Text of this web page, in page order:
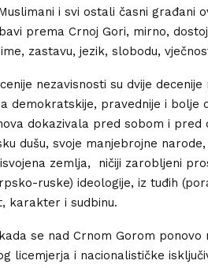
i svi ostali časni građani
prema Crnoj Gori, mirno,
zastavu, jezik, slobodu,
nezavisnosti su dvije
demokratskije, pravednije i bolje
dokazivala pred sobom i pred
dušu, svoje manjebrojne
zemlja, ničiji zarobljeni
ruske) ideologije, iz tuđih
karakter i sudbinu.
se nad Crnom Gorom
licemjerja i nacionalističke